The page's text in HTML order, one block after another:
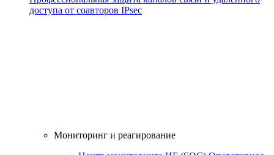
доступа от соавторов IPsec
Мониторинг и реагирование